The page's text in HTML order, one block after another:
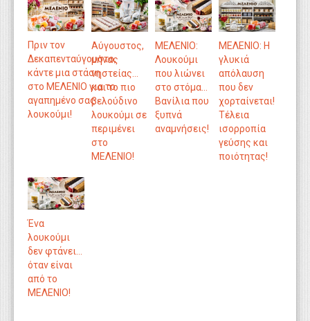
Πριν τον
Δεκαπενταύγουστο,
κάντε μια στάση
στο ΜΕΛΕΝΙΟ για το
αγαπημένο σας
λουκούμι!
Aύγουστος,
μήνας
νηστείας…
και το πιο
βελούδινο
λουκούμι σε
περιμένει
στο
ΜΕΛΕΝΙΟ!
ΜΕΛΕΝΙΟ:
Λουκούμι
που λιώνει
στο στόμα…
Βανίλια που
ξυπνά
αναμνήσεις!
ΜΕΛΕΝΙΟ: Η
γλυκιά
απόλαυση
που δεν
χορταίνεται!
Τέλεια
ισορροπία
γεύσης και
ποιότητας!
Ένα
λουκούμι
δεν φτάνει…
όταν είναι
από το
ΜΕΛΕΝΙΟ!